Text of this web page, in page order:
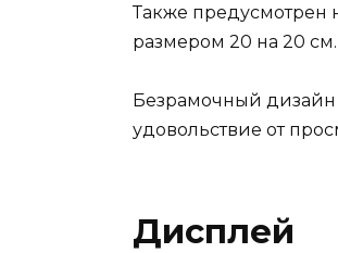
Также предусмотрен
размером 20 на 20 см.
Безрамочный
удовольствие от
Дисплей